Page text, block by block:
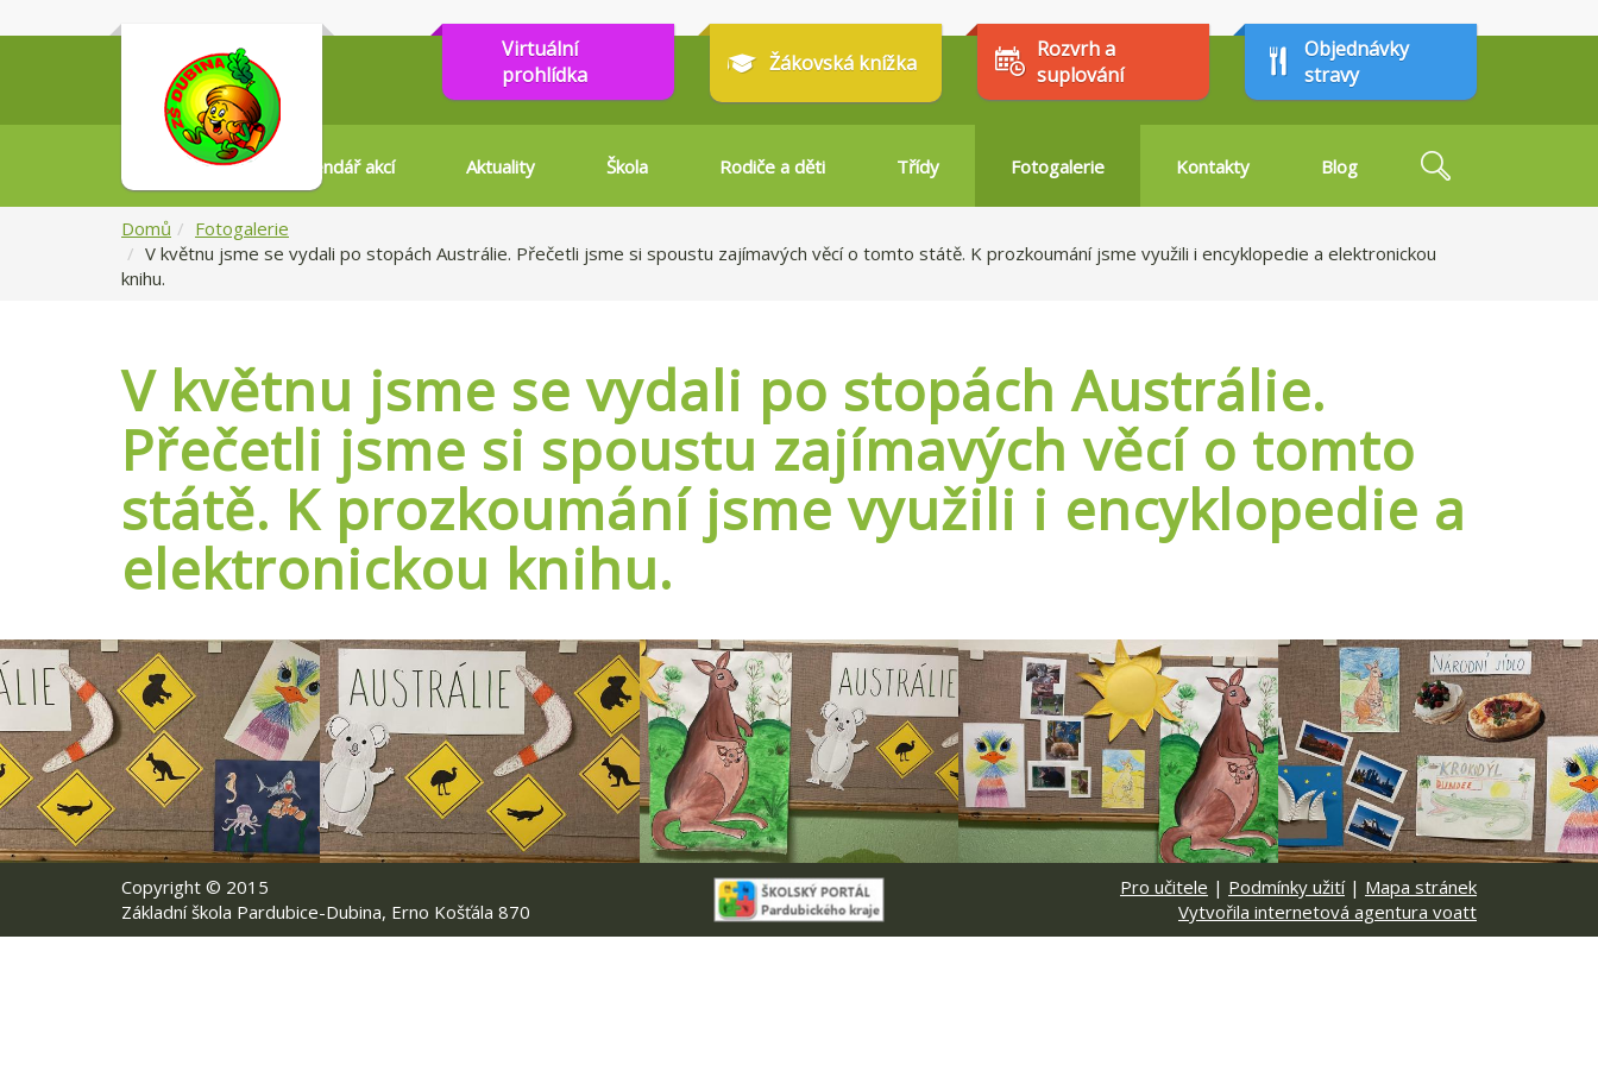
Virtuální
prohlídka
Žákovská knížka
Rozvrh a
suplování
Objednávky
stravy
Vyhledávání
Kalendář akcí
Aktuality Škola Rodiče a děti Třídy Fotogalerie Kontakty Blog
Domů
Fotogalerie
V květnu jsme se vydali po stopách Austrálie. Přečetli jsme si spoustu zajímavých věcí o tomto státě. K prozkoumání jsme využili i encyklopedie a elektronickou
knihu.
V květnu jsme se vydali po stopách Austrálie.
Přečetli jsme si spoustu zajímavých věcí o tomto
státě. K prozkoumání jsme využili i encyklopedie a
elektronickou knihu.
Copyright © 2015
Základní škola Pardubice-Dubina, Erno Košťála 870
Pro učitele | Podmínky užití| Mapa stránek
Vytvořila internetová agentura voatt